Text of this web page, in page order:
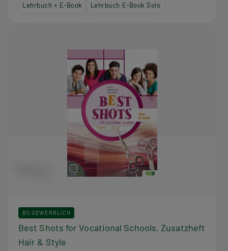
Lehrbuch + E-Book Lehrbuch E-Book Solo
BS GEWERBLICH
Best Shots for Vocational Schools. Zusatzheft
Hair & Style